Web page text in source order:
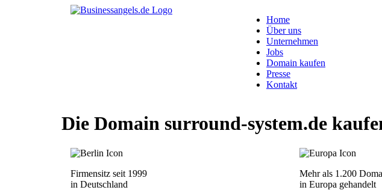
Home
Über uns
Unternehmen
Jobs
Domain kaufen
Presse
Kontakt
Die Domain surround-system.de
Firmensitz seit 1999
in Deutschland
Mehr als 1.200
in Europa gehandelt